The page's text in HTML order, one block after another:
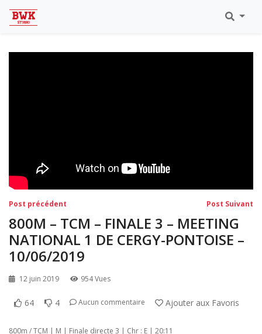
Eaubonne 2019
Navigation
de
l’article
Post précédent Post Suivant
800M – TCM – FINALE 3 – MEETING
NATIONAL 1 DE CERGY-PONTOISE –
10/06/2019
12 juin 2019 954 Vues
64 4 Aucun commentaire Ajouter aux Favoris
800m / TCM | M | Finale directe 3 | Chr : E | 20:11